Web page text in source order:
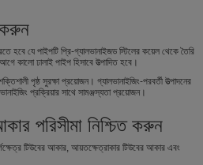
হবে যে পাইপটি প্রি-গ্যালভানাইজড স্টিলের কয়েল থেকে তৈরি
কালো ঢালাই পাইপ হিসাবে উত্পাদিত হবে।
পৃষ্ঠ সুরক্ষা প্রয়োজন। গ্যালভানাইজিং-পরবর্তী উত্পাদনের
প্রক্রিয়ার সাথে সামঞ্জস্যতা প্রয়োজন।
পরিসীমা নিশ্চিত করুন
টিউবের আকার, আয়তক্ষেত্রাকার টিউবের আকার এবং